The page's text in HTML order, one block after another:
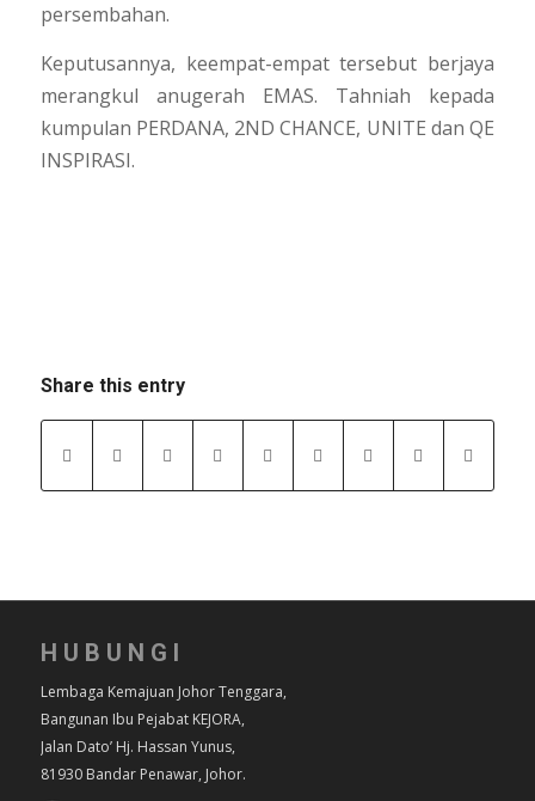
persembahan.
Keputusannya, keempat-empat tersebut berjaya
merangkul anugerah EMAS. Tahniah kepada
kumpulan PERDANA, 2ND CHANCE, UNITE dan QE
INSPIRASI.
Share this entry
HUBUNGI
Lembaga Kemajuan Johor Tenggara,
Bangunan Ibu Pejabat KEJORA,
Jalan Dato’ Hj. Hassan Yunus,
81930 Bandar Penawar, Johor.